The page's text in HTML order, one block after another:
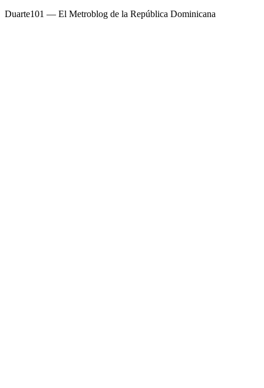
Duarte101 — El Metroblog de la República Dominicana